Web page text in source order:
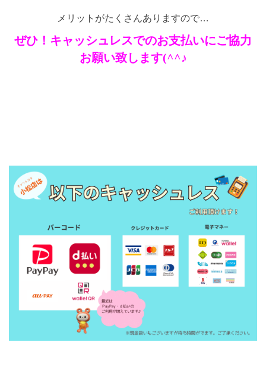
メリットがたくさんありますので…
ぜひ！キャッシュレスでのお支払いにご協力
お願い致します(^^♪